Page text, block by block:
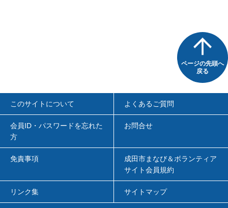
ページの先頭へ
戻る
このサイトについて よくあるご質問
会員ID・パスワードを忘れた
方
お問合せ
免責事項
成田市まなび＆ボランティア
サイト会員規約
リンク集 サイトマップ